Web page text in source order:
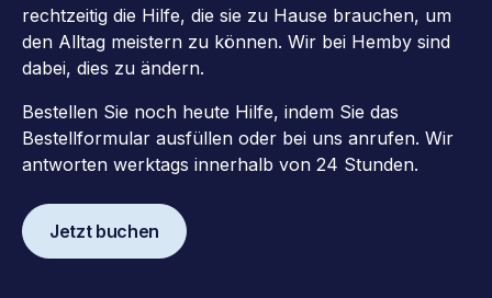
rechtzeitig die Hilfe, die sie zu Hause brauchen, um
den Alltag meistern zu können. Wir bei Hemby sind
dabei, dies zu ändern.
Bestellen Sie noch heute Hilfe, indem Sie das
Bestellformular ausfüllen oder bei uns anrufen. Wir
antworten werktags innerhalb von 24 Stunden.
Jetzt buchen